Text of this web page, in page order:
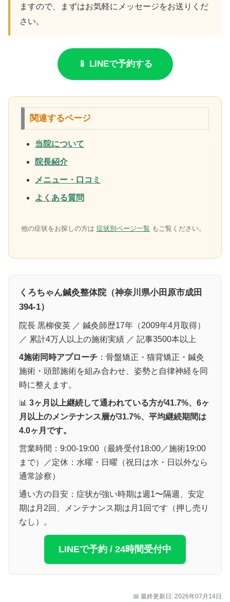
ますので、まずはお気軽にメッセージをお送りくだ
さい。
📱 LINEで予約する
関連するページ
当院について
院長紹介
メニュー・口コミ
よくある質問
他の症状をお探しの方は 症状別ページ一覧 もご覧ください。
くろちゃん鍼灸整体院（神奈川県小田原市成田
394-1）
院長 黒柳俊英 ／ 鍼灸師歴17年（2009年4月取得）
／ 累計4万人以上の施術実績 ／ 記事3500本以上
4施術同時アプローチ ：骨盤矯正・猫背矯正・鍼灸
施術・頭部施術を組み合わせ、姿勢と自律神経を同
時に整えます。
📊 3ヶ月以上継続して通われている方が41.7%、6ヶ
月以上のメンテナンス層が31.7%、平均継続期間は
4.0ヶ月です。
営業時間：9:00-19:00（最終受付18:00／施術19:00
まで）／定休：水曜・日曜（祝日は水・日以外なら
通常診察）
通い方の目安：症状が強い時期は週1〜隔週、安定
期は月2回、メンテナンス期は月1回です（押し売り
なし）。
LINEで予約 / 24時間受付中
📅 最終更新日: 2026年07月14日